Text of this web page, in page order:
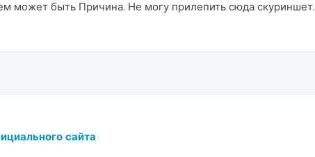
может быть Причина. Не могу прилепить сюда скуриншет.
сайта